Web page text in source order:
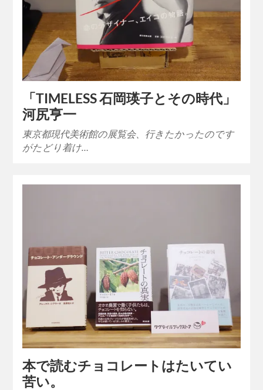
「TIMELESS 石岡瑛子とその時代」
河尻亨一
東京都現代美術館の展覧会、行きたかったのです
がたどり着け…
本で読むチョコレートはたいてい
苦い。